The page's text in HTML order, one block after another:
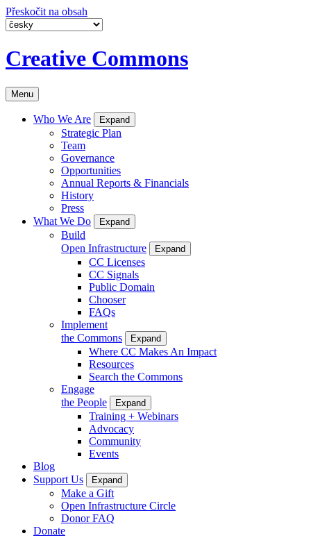
Přeskočit na obsah
Creative Commons
Menu
Who We Are Expand
Strategic Plan
Team
Governance
Opportunities
Annual Reports & Financials
History
Press
What We Do
Expand
Build
Open Infrastructure
Expand
CC Licenses
CC Signals
Public Domain
Chooser
FAQs
Implement
the Commons
Expand
Where CC Makes An Impact
Resources
Search the Commons
Engage
the People
Expand
Training + Webinars
Advocacy
Community
Events
Blog
Support Us
Expand
Make a Gift
Open Infrastructure Circle
Donor FAQ
Donate